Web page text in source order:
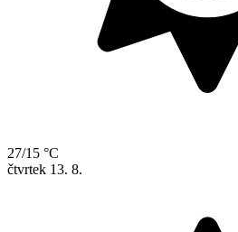
27/15 °C
čtvrtek 13. 8.